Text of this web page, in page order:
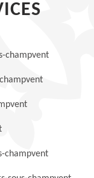
champvent
champvent